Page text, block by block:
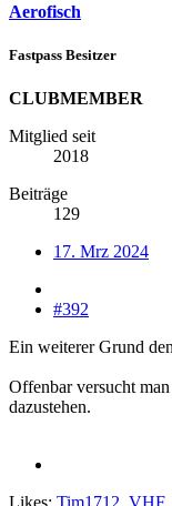
Aerofisch
Fastpass Besitzer
CLUBMEMBER
Mitglied seit
2018
Beiträge
129
17. Mrz 2024
#392
Ein weiterer Grund
Offenbar versucht
dazustehen.